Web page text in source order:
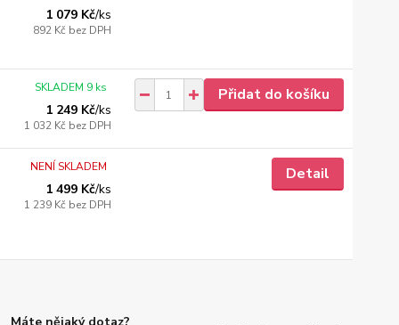
1 079 Kč/ks
892 Kč bez DPH
1 249 Kč/ks
1 032 Kč bez DPH
SKLADEM 9 ks Přidat do košíku
1 499 Kč/ks
1 239 Kč bez DPH
NENÍ SKLADEM Detail